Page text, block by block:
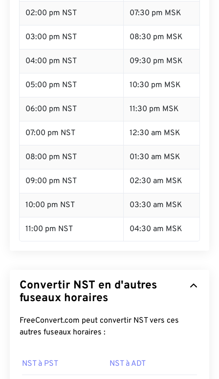
02:00 pm NST 07:30 pm MSK
03:00 pm NST 08:30 pm MSK
04:00 pm NST 09:30 pm MSK
05:00 pm NST 10:30 pm MSK
06:00 pm NST 11:30 pm MSK
07:00 pm NST 12:30 am MSK
08:00 pm NST 01:30 am MSK
09:00 pm NST 02:30 am MSK
10:00 pm NST 03:30 am MSK
11:00 pm NST 04:30 am MSK
Convertir NST en d'autres
fuseaux horaires
FreeConvert.com peut convertir NST vers ces
autres fuseaux horaires :
NST à PST NST à ADT